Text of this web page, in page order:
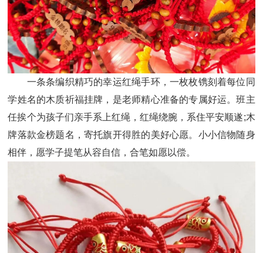
一条条编织精巧的幸运红绳手环，一枚枚镌刻着每位同
学姓名的木质祈福挂牌，是老师精心准备的专属好运。班主
任挨个为孩子们亲手系上红绳，红绳绕腕，系住平安顺遂;木
牌落款金榜题名，寄托旗开得胜的美好心愿。小小信物随身
相伴，愿学子提笔从容自信，合笔如愿以偿。